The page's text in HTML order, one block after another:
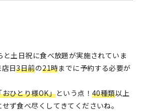
土日祝に食べ放題が実施されていま
店日3日前の21時までに予約する必要が
おひとり様OK」という点！40種類以上
ず食べ尽くしてきてくださいね。